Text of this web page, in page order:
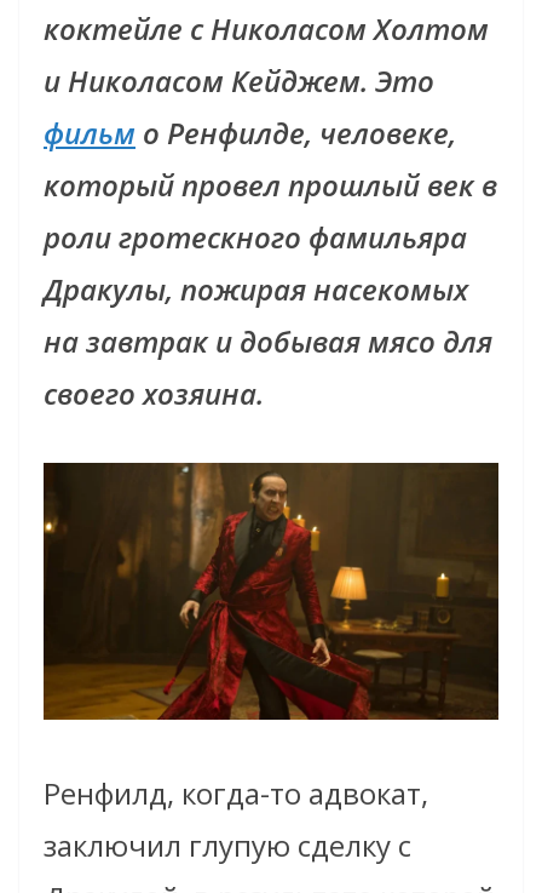
коктейле с Николасом Холтом
и Николасом Кейджем. Это
фильм о Ренфилде, человеке,
который провел прошлый век в
роли гротескного фамильяра
Дракулы, пожирая насекомых
на завтрак и добывая мясо для
своего хозяина.
Ренфилд, когда-то адвокат,
заключил глупую сделку с